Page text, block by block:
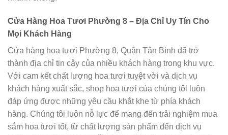
Cửa Hàng Hoa Tươi Phường 8 – Địa Chỉ Uy Tín Cho
Mọi Khách Hàng
Cửa hàng hoa tươi Phường 8, Quận Tân Bình đã trở
thành địa chỉ tin cậy của nhiều khách hàng trong khu vực.
Với cam kết chất lượng hoa tươi tuyệt vời và dịch vụ
khách hàng xuất sắc, shop hoa tươi của chúng tôi luôn
đáp ứng được những yêu cầu khắt khe từ phía khách
hàng. Chúng tôi luôn nỗ lực để mang đến trải nghiệm mua
sắm hoa tươi tốt, từ chất lượng sản phẩm đến dịch vụ